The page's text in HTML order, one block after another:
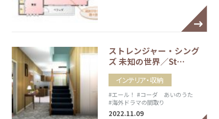
ストレンジャー・シング
ズ 未知の世界／St…
インテリア・収納
#エール！ #コーダ あいのうた
#海外ドラマの間取り
2022.11.09